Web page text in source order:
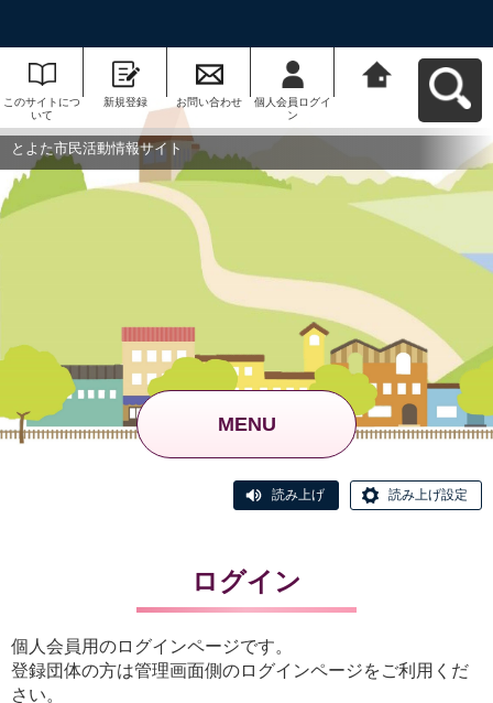
このサイトにつ
いて
新規登録 お問い合わせ
個人会員ログイ
ン
る
とよた市民活動情報サイト
MENU
読み上げ 読み上げ設定
ログイン
個人会員用のログインページです。
登録団体の方は管理画面側のログインページをご利用くだ
さい。